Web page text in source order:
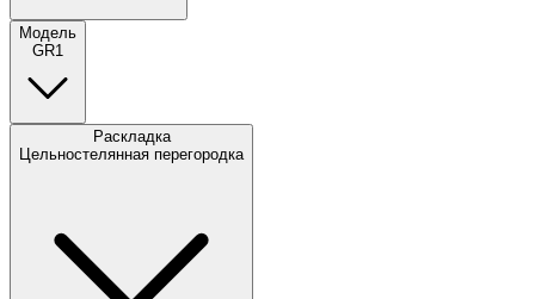
Модель
GR1
Раскладка
Цельностелянная перегородка